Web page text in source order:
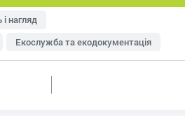
і нагляд
Екослужба та екодокументація
Ресурсозбереження